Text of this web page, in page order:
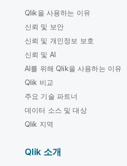
Qlik을 사용하는 이유
신뢰 및 보안
신뢰 및 개인정보 보호
신뢰 및 AI
AI를 위해 Qlik을 사용하는 이유
Qlik 비교
주요 기술 파트너
데이터 소스 및 대상
Qlik 지역
Qlik 소개